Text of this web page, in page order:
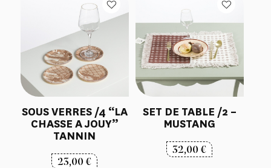
SOUS VERRES /4 “LA
CHASSE A JOUY”
TANNIN
23,00€
SET DE TABLE /2 –
MUSTANG
32,00€